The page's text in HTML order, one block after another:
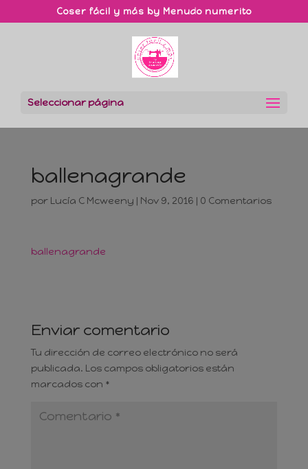
Coser fácil y más by Menudo numerito
Seleccionar página
ballenagrande
por Lucía C Mcweeny | Nov 9, 2016 | 0 Comentarios
ballenagrande
Enviar comentario
Tu dirección de correo electrónico no será
publicada. Los campos obligatorios están
marcados con *